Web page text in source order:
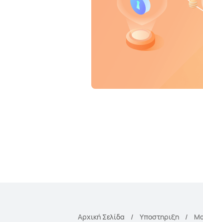
Αρχική Σελίδα Υποστηριξη